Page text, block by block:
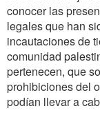
conocer las
legales que han
incautaciones de
comunidad
pertenecen, que
prohibiciones del
podían llevar a